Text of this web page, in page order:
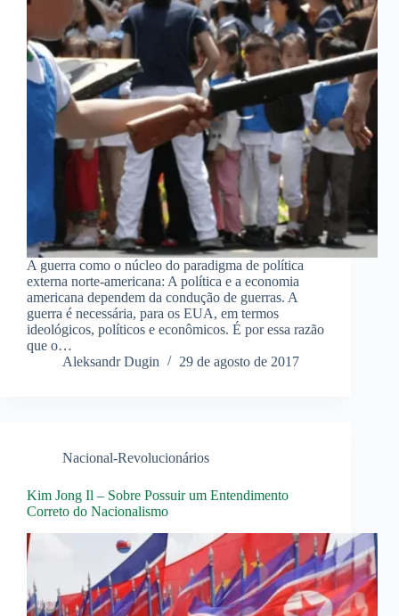
A guerra como o núcleo do paradigma de política
externa norte-americana: A política e a economia
americana dependem da condução de guerras. A
guerra é necessária, para os EUA, em termos
ideológicos, políticos e econômicos. É por essa razão
que o…
Aleksandr Dugin
29 de agosto de 2017
Nacional-Revolucionários
Kim Jong Il – Sobre Possuir um Entendimento
Correto do Nacionalismo